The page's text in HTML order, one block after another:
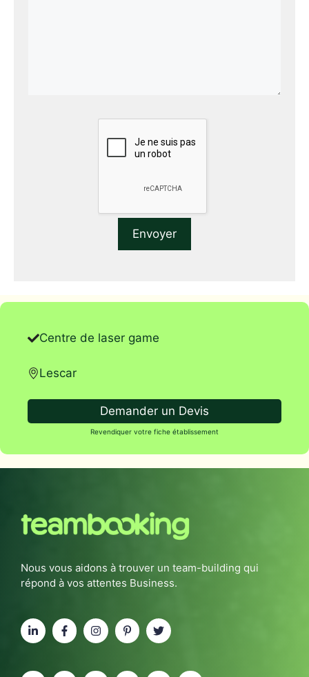
Centre de laser game
Lescar
Demander un Devis
Revendiquer votre fiche établissement
Nous vous aidons à trouver un team-building qui
répond à vos attentes Business.